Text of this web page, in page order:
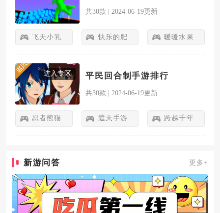
共30款 |2024-06-19更新
暖暖水果
进入专区 平民回合制手游排行
共30款 | 2024-06-19更新
忍者熊猫跑酷 遮天手游 跨越千年
新游问答 更多+